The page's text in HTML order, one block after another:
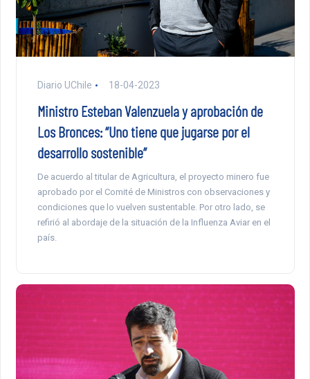
Diario UChile 18-04-2023
Ministro Esteban Valenzuela y aprobación de
Los Bronces: “Uno tiene que jugarse por el
desarrollo sostenible”
De acuerdo al titular de Agricultura, el proyecto minero fue
aprobado por el Comité de Ministros con observaciones y
condiciones que lo vuelven sustentable. Por otro lado, se
refirió al abordaje de la situación de la Influenza Aviar en el
país.